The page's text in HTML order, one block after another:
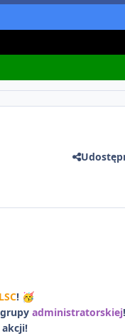
LSC! 🥳
administratorskiej!